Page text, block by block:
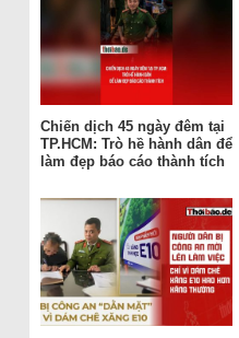
Chiến dịch 45 ngày đêm tại
TP.HCM: Trò hề hành dân để
làm đẹp báo cáo thành tích